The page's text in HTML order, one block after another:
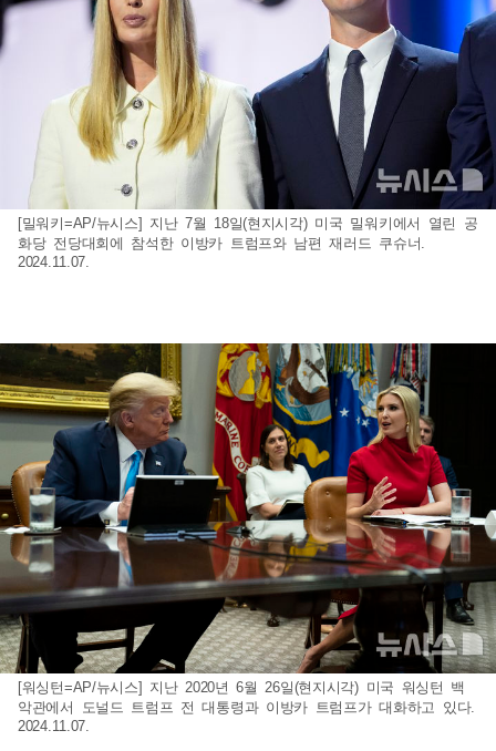
[밀워키=AP/뉴시스] 지난 7월 18일(현지시각) 미국 밀워키에서 열린 공
화당 전당대회에 참석한 이방카 트럼프와 남편 재러드 쿠슈너.
2024.11.07.
[워싱턴=AP/뉴시스] 지난 2020년 6월 26일(현지시각) 미국 워싱턴 백
악관에서 도널드 트럼프 전 대통령과 이방카 트럼프가 대화하고 있다.
2024.11.07.